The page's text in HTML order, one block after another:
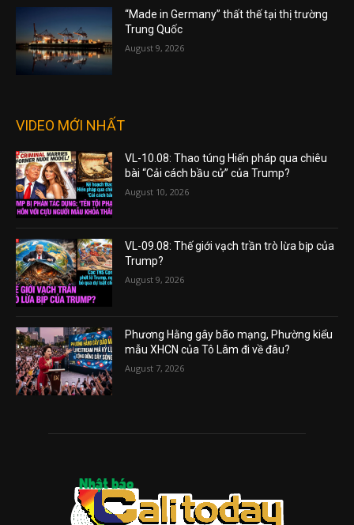
“Made in Germany” thất thế tại thị trường
Trung Quốc
August 9, 2026
VIDEO MỚI NHẤT
VL-10.08: Thao túng Hiến pháp qua chiêu
bài “Cải cách bầu cử” của Trump?
August 10, 2026
VL-09.08: Thế giới vạch trần trò lừa bịp của
Trump?
August 9, 2026
Phương Hằng gây bão mạng, Phường kiểu
mẫu XHCN của Tô Lâm đi về đâu?
August 7, 2026